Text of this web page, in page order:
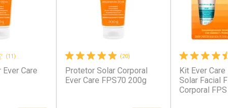
Ativar Desconto Ativar
(11)
Care
(20)
Protetor Solar Corporal
Ever Care FPS70 200g
Kit Ever
Solar Facial
Corporal